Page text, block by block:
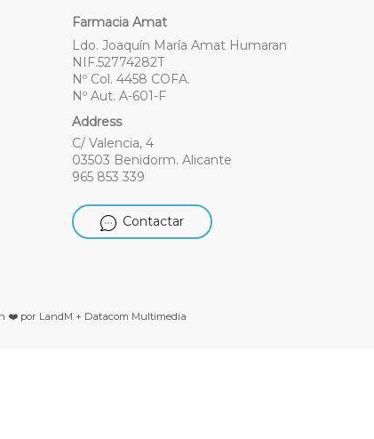
Farmacia Amat
Ldo. Joaquín María Amat Humaran
NIF.52774282T
Nº Col. 4458 COFA.
Nº Aut. A-601-F
Address
C/ Valencia, 4
03503 Benidorm. Alicante
965 853 339
Contactar
❤️ por LandM + Datacom Multimedia